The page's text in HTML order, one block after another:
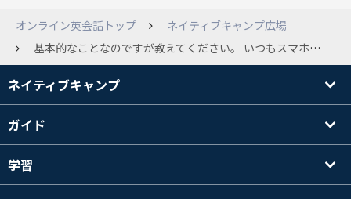
オンライン英会話トップ
ネイティブキャンプ広場
基本的なことなのですが教えてください。 いつもスマホからレッスンを受けていてイヤホンやヘッドホンを使ったことはないのですが、実践発音のレッスンの際にはイヤホンやヘッドホンがあったほうがいいと記載されています。マイク付きでなくても問題ないですか？それともマイク付きが必要でしょうか？
ネイティブキャンプ
ガイド
学習